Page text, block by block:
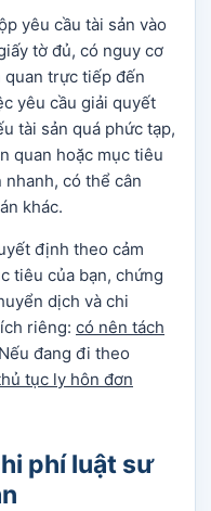
yêu cầu tài sản vào
tờ đủ, có nguy cơ
trực tiếp đến
yêu cầu giải quyết
tài sản quá phức tạp,
quan hoặc mục tiêu
có thể cân
khác.
định theo cảm
tiêu của bạn, chứng
dịch và chi
riêng: có nên tách
đang đi theo
tục ly hôn đơn
phí luật sư